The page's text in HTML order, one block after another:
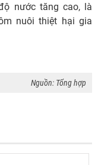
nước tăng cao, là
nuôi thiệt hại gia
Nguồn: Tổng hợp